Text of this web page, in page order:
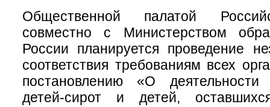
Общественной палатой
совместно с Министерством
России планируется проведение
соответствия требованиям всех
постановлению «О деятельности
детей-сирот и детей,